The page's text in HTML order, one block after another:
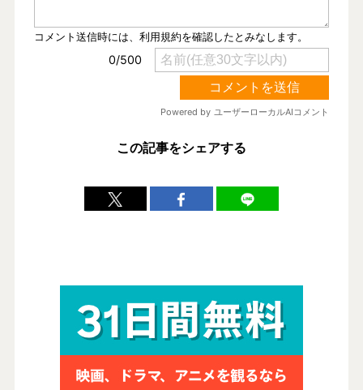
この記事をシェアする